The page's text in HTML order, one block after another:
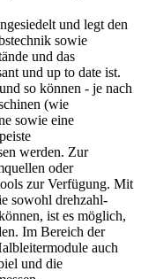
und legt den
sowie
und das
und up to date ist.
so können - je nach
(wie
sowie eine
werden. Zur
oder
zur Verfügung. Mit
sowohl drehzahl-
ist es möglich,
Im Bereich der
auch
und die